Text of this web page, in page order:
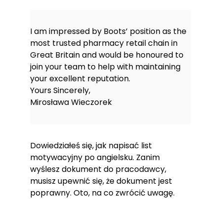
I am impressed by Boots’ position as the
most trusted pharmacy retail chain in
Great Britain and would be honoured to
join your team to help with maintaining
your excellent reputation.
Yours Sincerely,
Mirosława Wieczorek
Dowiedziałeś się, jak napisać list
motywacyjny po angielsku. Zanim
wyślesz dokument do pracodawcy,
musisz upewnić się, że dokument jest
poprawny. Oto, na co zwrócić uwagę.